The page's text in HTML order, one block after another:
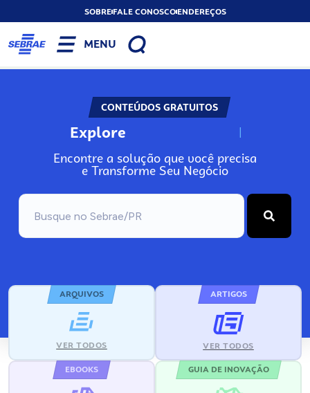
SOBREFALE CONOSCOENDEREÇOS
MENU
CONTEÚDOS GRATUITOS
Explore N
Encontre a solução que você precisa
e Transforme Seu Negócio
ARQUIVOS
VER TODOS
ARTIGOS
VER TODOS
EBOOKS GUIA DE INOVAÇÃO